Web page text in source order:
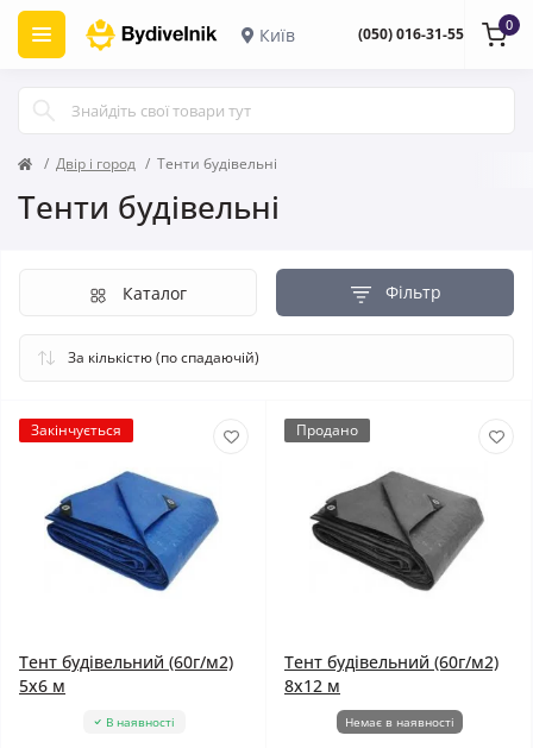
Київ (050) 016-31-55 0
Двір і город Тенти будівельні
Тенти будівельні
Фільтр
Каталог
Закінчується
Тент будівельний (60г/м2)
5x6 м
В наявності
Продано
Тент будівельний (60г/м2)
8x12 м
Немає в наявності